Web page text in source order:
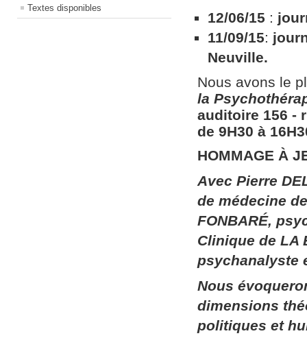
Textes disponibles
12/06/15 :
11/09/15:
Neuville.
Nous avons le
la
auditoire 156​ ​-
de 9H30 à
HOMMAGE À
Avec Pierre
de médecine
FONBARÉ,
Clinique de LA
psychanalyste
Nous
dimensions
politiques et